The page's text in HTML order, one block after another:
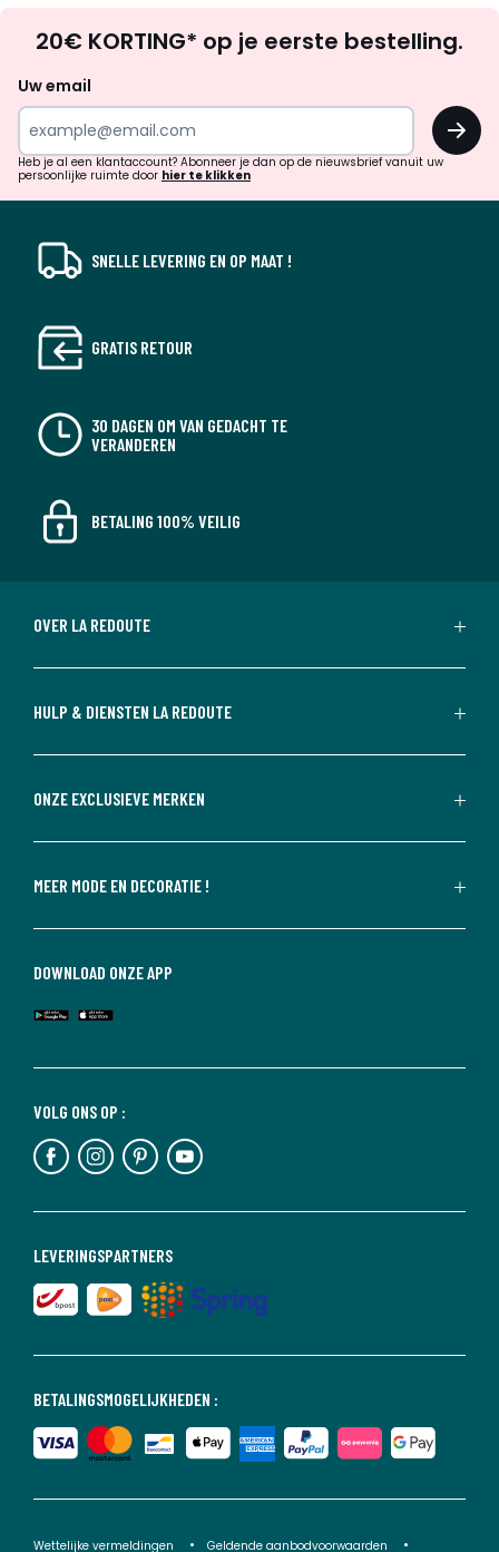
zoek
inspiratie
verrassingen?
20€ KORTING* op je eerste bestelling.
Uw email
OK
Heb je al een klantaccount? Abonneer je dan op de nieuwsbrief vanuit uw
persoonlijke ruimte door hier te klikken
SNELLE LEVERING EN OP MAAT !
GRATIS RETOUR
30 DAGEN OM VAN GEDACHT TE
VERANDEREN
BETALING 100% VEILIG
OVER LA REDOUTE
HULP & DIENSTEN LA REDOUTE
ONZE EXCLUSIEVE MERKEN
MEER MODE EN DECORATIE !
BETALINGSMOGELIJKHEDEN :
LEVERINGSPARTNERS
VOLG ONS OP :
DOWNLOAD ONZE APP
Wettelijke vermeldingen Geldende aanbodvoorwaarden